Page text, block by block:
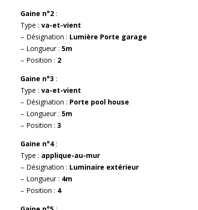
Gaine n°2 :
Type : va-et-vient
– Désignation : Lumière Porte garage
– Longueur : 5m
– Position : 2
Gaine n°3 :
Type : va-et-vient
– Désignation : Porte pool house
– Longueur : 5m
– Position : 3
Gaine n°4:
Type : applique-au-mur
– Désignation : Luminaire extérieur
– Longueur : 4m
– Position : 4